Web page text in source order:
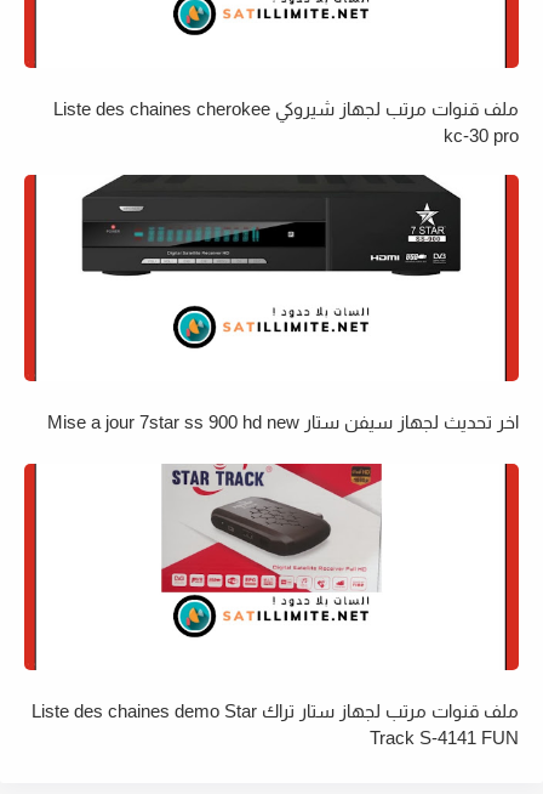
ملف قنوات مرتب لجهاز شيروكي Liste des chaines cherokee
kc-30 pro
اخر تحديث لجهاز سيفن ستار Mise a jour 7star ss 900 hd new
ملف قنوات مرتب لجهاز ستار تراك Liste des chaines demo Star
Track S-4141 FUN